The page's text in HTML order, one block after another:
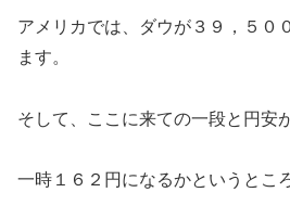
アメリカでは、ダウが３９，５０
ます。
そして、ここに来ての一段と円安
一時１６２円になるかというとこ